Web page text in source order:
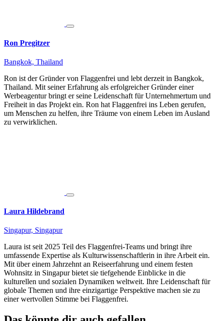
Ron Pregitzer
Bangkok, Thailand
Ron ist der Gründer von Flaggenfrei und lebt derzeit in Bangkok,
Thailand. Mit seiner Erfahrung als erfolgreicher Gründer einer
Werbeagentur bringt er seine Leidenschaft für Unternehmertum und
Freiheit in das Projekt ein. Ron hat Flaggenfrei ins Leben gerufen,
um Menschen zu helfen, ihre Träume von einem Leben im Ausland
zu verwirklichen.
Laura Hildebrand
Singapur, Singapur
Laura ist seit 2025 Teil des Flaggenfrei-Teams und bringt ihre
umfassende Expertise als Kulturwissenschaftlerin in ihre Arbeit ein.
Mit über einem Jahrzehnt an Reiseerfahrung und einem festen
Wohnsitz in Singapur bietet sie tiefgehende Einblicke in die
kulturellen und sozialen Dynamiken weltweit. Ihre Leidenschaft für
globale Themen und ihre einzigartige Perspektive machen sie zu
einer wertvollen Stimme bei Flaggenfrei.